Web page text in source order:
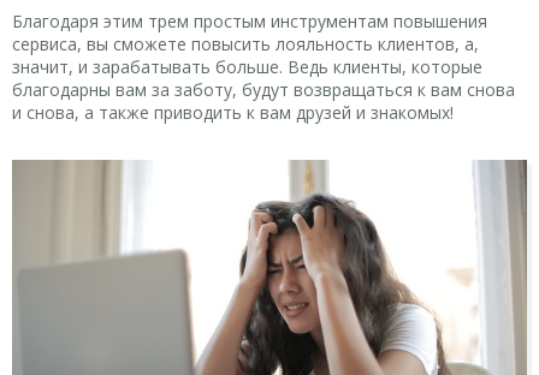
Благодаря этим трем простым инструментам повышения
сервиса, вы сможете повысить лояльность клиентов, а,
значит, и зарабатывать больше. Ведь клиенты, которые
благодарны вам за заботу, будут возвращаться к вам снова
и снова, а также приводить к вам друзей и знакомых!